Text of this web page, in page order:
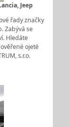
Jeep
řady značky
Zabývá se
Hledáte
ojeté
s.r.o.